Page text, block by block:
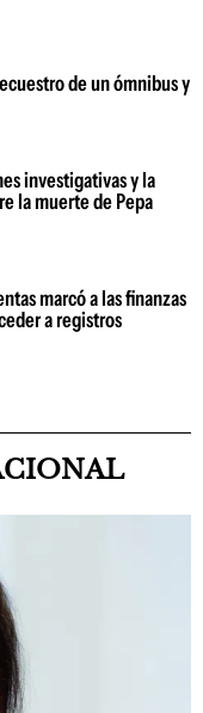
de un ómnibus y
investigativas y la
la muerte de Pepa
marcó a las finanzas
a registros